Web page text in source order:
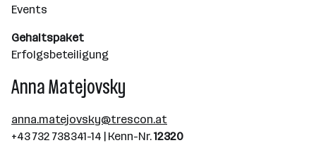
Events
Gehaltspaket
Erfolgsbeteiligung
Anna Matejovsky
anna.matejovsky@trescon.at
+43 732 738341-14 | Kenn-Nr.12320